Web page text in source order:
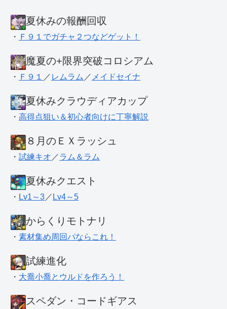
夏休みの報酬回収
・ Ｆ９１でガチャ２つなどゲット！
魔夏の+限界突破コロシアム
・ Ｆ９１ ／ レムラム ／ メイドセイナ
夏休みクラウディアカップ
・ 高得点狙い＆初心者向けに丁寧解説
８月のＥＸラッシュ
・ 試練キオ ／ラム＆ラム
夏休みクエスト
・ Lv1～3 ／ Lv4～5
からくりモトナリ
・ 素材集め周回パならこれ！
試練進化
・ 大喬小喬とウルドを作ろう！
スペダン・コードギアス